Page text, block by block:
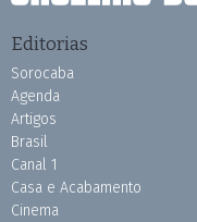
Editorias
Sorocaba
Agenda
Artigos
Brasil
Canal 1
Casa e Acabamento
Cinema